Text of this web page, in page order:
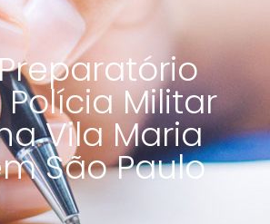
Militar
Vila Maria
São Paulo